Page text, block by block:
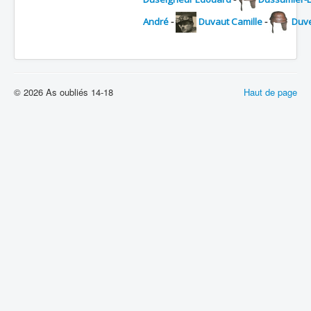
André- Duvaut Camille-
Haut de page
© 2026 As oubliés 14-18